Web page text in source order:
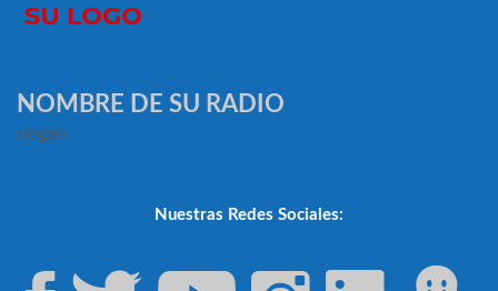
NOMBRE DE SU RADIO
slogan
Nuestras Redes Sociales: